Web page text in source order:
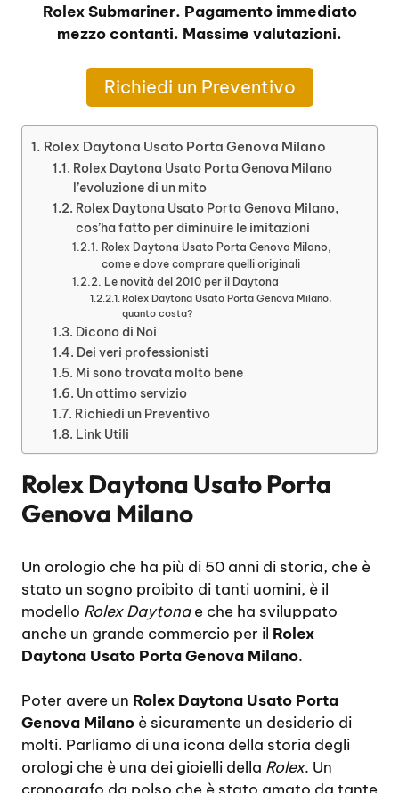
Rolex Submariner. Pagamento immediato
mezzo contanti. Massime valutazioni.
Richiedi un Preventivo
Rolex Daytona Usato Porta Genova Milano
Rolex Daytona Usato Porta Genova Milano
l’evoluzione di un mito
Rolex Daytona Usato Porta Genova Milano,
cos’ha fatto per diminuire le imitazioni
Rolex Daytona Usato Porta Genova Milano,
come e dove comprare quelli originali
Le novità del 2010 per il Daytona
Rolex Daytona Usato Porta Genova Milano,
quanto costa?
Dicono di Noi
Dei veri professionisti
Mi sono trovata molto bene
Un ottimo servizio
Richiedi un Preventivo
Link Utili
Rolex Daytona Usato Porta
Genova Milano
Un orologio che ha più di 50 anni di storia, che è
stato un sogno proibito di tanti uomini, è il
modello Rolex Daytonae che ha sviluppato
anche un grande commercio per il Rolex
Daytona Usato Porta Genova Milano.
Poter avere un Rolex Daytona Usato Porta
Genova Milano è sicuramente un desiderio di
molti. Parliamo di una icona della storia degli
orologi che è una dei gioielli della Rolex. Un